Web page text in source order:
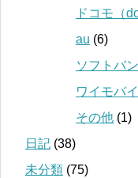
ドコモ（
au (6)
ソフトバ
ワイモバ
その他 (1)
日記 (38)
未分類 (75)